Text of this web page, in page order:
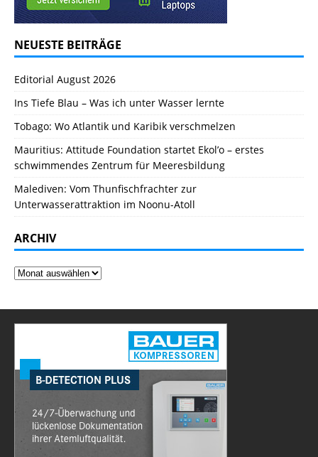
NEUESTE BEITRÄGE
Editorial August 2026
Ins Tiefe Blau – Was ich unter Wasser lernte
Tobago: Wo Atlantik und Karibik verschmelzen
Mauritius: Attitude Foundation startet Ekol’o – erstes
schwimmendes Zentrum für Meeresbildung
Malediven: Vom Thunfischfrachter zur
Unterwasserattraktion im Noonu-Atoll
ARCHIV